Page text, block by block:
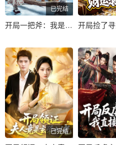
已完结
开局一把斧：我是东北纯爷们
已完结